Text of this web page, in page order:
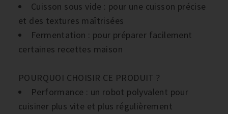
Cuisson sous vide : pour une cuisson précise
et des textures maîtrisées
Fermentation : pour préparer facilement
certaines recettes maison
POURQUOI CHOISIR CE PRODUIT ?
Performance : un robot polyvalent pour
cuisiner plus vite et plus régulièrement